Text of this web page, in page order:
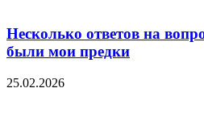
Несколько ответов на
были мои предки
25.02.2026